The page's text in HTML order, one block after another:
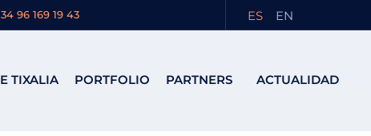
96 169 19 43 ES EN
TIXALIA PORTFOLIO PARTNERS ACTUALIDAD